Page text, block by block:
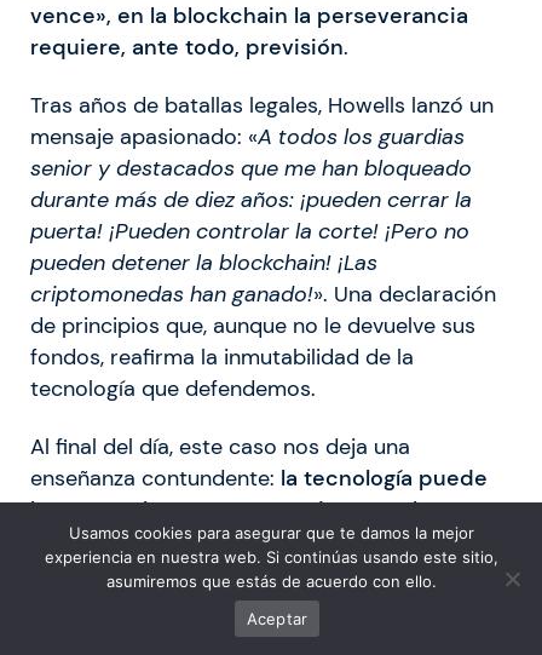
vence», en la blockchain la perseverancia
requiere, ante todo, previsión.
Tras años de batallas legales, Howells lanzó un
mensaje apasionado: «A todos los guardias
senior y destacados que me han bloqueado
durante más de diez años: ¡pueden cerrar la
puerta! ¡Pueden controlar la corte! ¡Pero no
pueden detener la blockchain! ¡Las
criptomonedas han ganado!». Una declaración
de principios que, aunque no le devuelve sus
fondos, reafirma la inmutabilidad de la
tecnología que defendemos.
Al final del día, este caso nos deja una
enseñanza contundente: la tecnología puede
hacer mucho, pero no puede reemplazar una
buena custodia . En un mundo donde tú eres el
único dueño de tu futuro financiero,la
seguridad no es un proceso que se pueda
delegar ni una puerta que se pueda forzar
Usamos cookies para asegurar que te damos la mejor
experiencia en nuestra web. Si continúas usando este sitio,
asumiremos que estás de acuerdo con ello.
Aceptar